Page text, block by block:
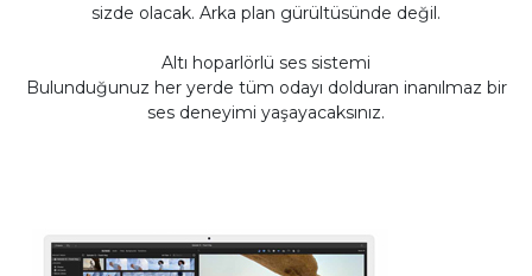
sizde olacak. Arka plan gürültüsünde değil.
Altı hoparlörlü ses sistemi
Bulunduğunuz her yerde tüm odayı dolduran inanılmaz bir
ses deneyimi yaşayacaksınız.